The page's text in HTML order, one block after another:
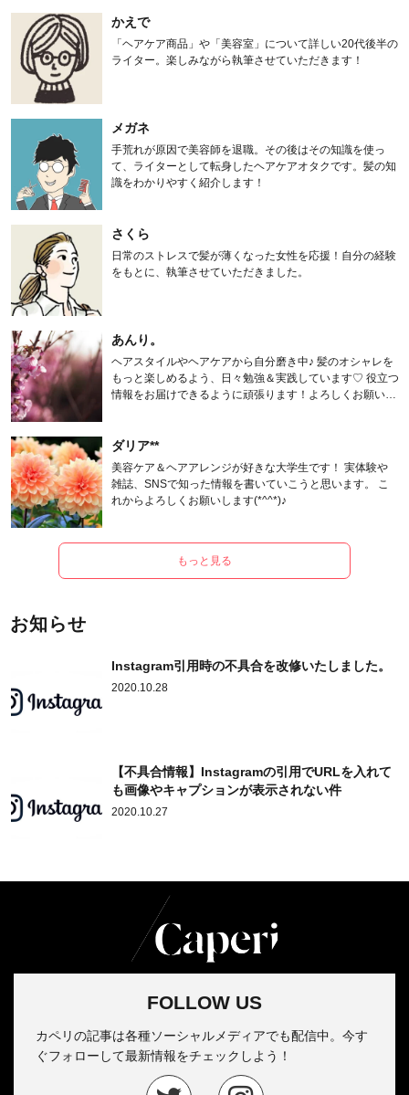
かえで
「ヘアケア商品」や「美容室」について詳しい20代後半の
ライター。楽しみながら執筆させていただきます！
メガネ
手荒れが原因で美容師を退職。その後はその知識を使っ
て、ライターとして転身したヘアケアオタクです。髪の知
識をわかりやすく紹介します！
さくら
日常のストレスで髪が薄くなった女性を応援！自分の経験
をもとに、執筆させていただきました。
あんり。
ヘアスタイルやヘアケアから自分磨き中♪ 髪のオシャレを
もっと楽しめるよう、日々勉強＆実践しています♡ 役立つ
情報をお届けできるように頑張ります！よろしくお願いし
ダリア**
美容ケア＆ヘアアレンジが好きな大学生です！ 実体験や
雑誌、SNSで知った情報を書いていこうと思います。 こ
れからよろしくお願いします(*^^*)♪
もっと見る
お知らせ
Instagram引用時の不具合を改修いたしました。
2020.10.28
【不具合情報】Instagramの引用でURLを入れて
も画像やキャプションが表示されない件
2020.10.27
FOLLOW US
カペリの記事は各種ソーシャルメディアでも配信中。今す
ぐフォローして最新情報をチェックしよう！